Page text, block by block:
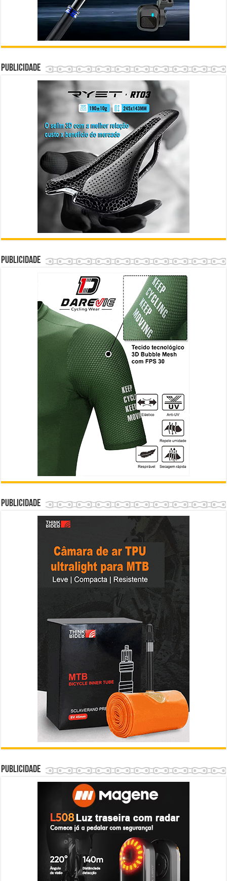
Publicidade
Publicidade
Publicidade
Publicidade